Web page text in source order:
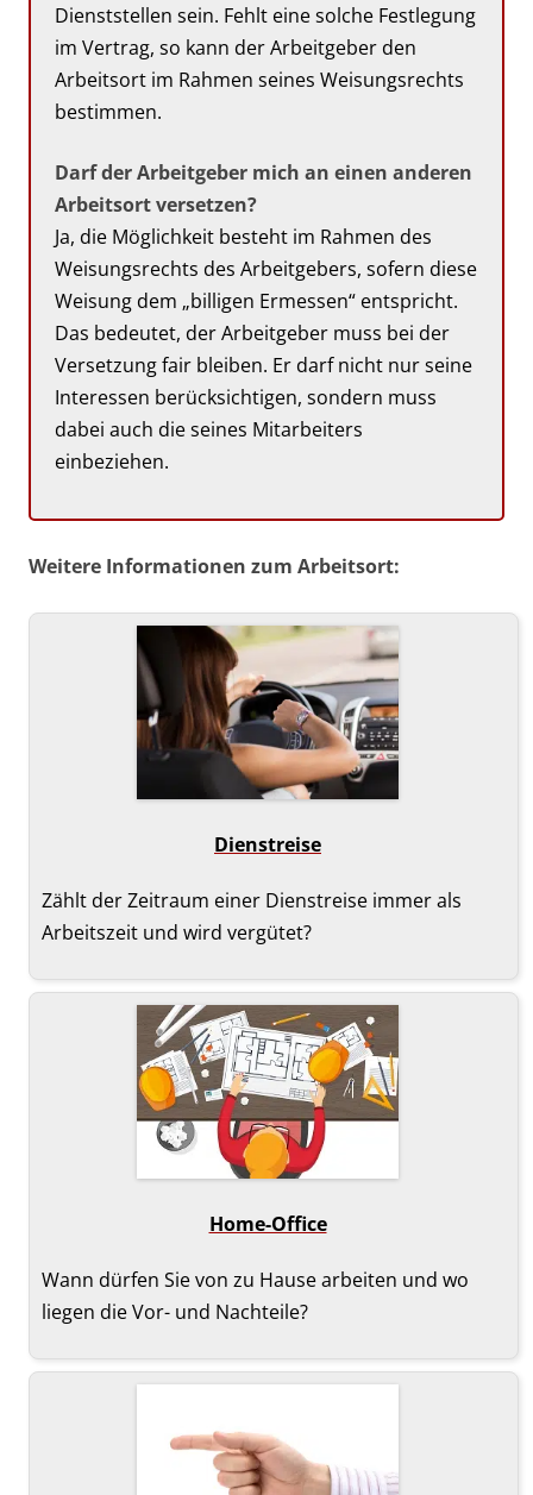
Dienststellen sein. Fehlt eine solche Festlegung
im Vertrag, so kann der Arbeitgeber den
Arbeitsort im Rahmen seines Weisungsrechts
bestimmen.
Darf der Arbeitgeber mich an einen anderen
Arbeitsort versetzen?
Ja, die Möglichkeit besteht im Rahmen des
Weisungsrechts des Arbeitgebers, sofern diese
Weisung dem „billigen Ermessen“ entspricht.
Das bedeutet, der Arbeitgeber muss bei der
Versetzung fair bleiben. Er darf nicht nur seine
Interessen berücksichtigen, sondern muss
dabei auch die seines Mitarbeiters
einbeziehen.
Weitere Informationen zum Arbeitsort:
Dienst­reise
Zählt der Zeitraum einer Dienstreise immer als
Arbeitszeit und wird vergütet?
Home-Office
Wann dürfen Sie von zu Hause arbeiten und wo
liegen die Vor- und Nachteile?